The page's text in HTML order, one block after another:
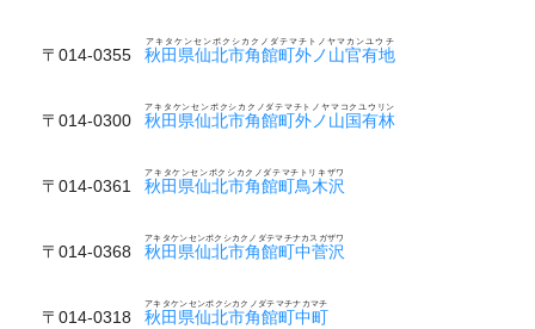
〒014-0355 秋田県仙北市角館町外ノ山官有地
アキタケンセンボクシカクノダテマチトノヤマカンユウチ
〒014-0300 秋田県仙北市角館町外ノ山国有林
アキタケンセンボクシカクノダテマチトノヤマコクユウリン
〒014-0361 秋田県仙北市角館町鳥木沢
アキタケンセンボクシカクノダテマチトリキザワ
〒014-0368 秋田県仙北市角館町中菅沢
アキタケンセンボクシカクノダテマチナカスガザワ
〒014-0318 秋田県仙北市角館町中町
アキタケンセンボクシカクノダテマチナカマチ